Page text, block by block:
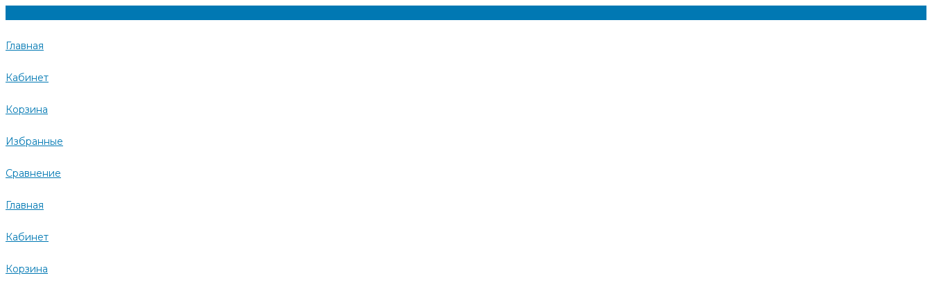
Главная
Кабинет
Корзина
Избранные
Сравнение
Главная
Кабинет
Корзина